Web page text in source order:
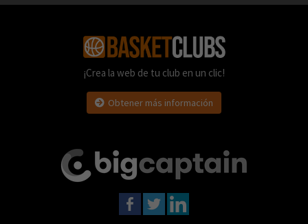
¡Crea la web de tu club en un clic!
Obtener más información